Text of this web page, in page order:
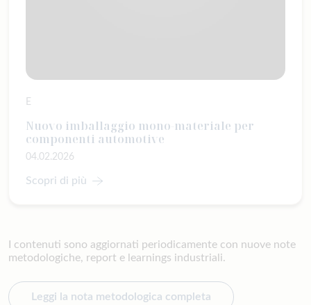
E
Nuovo imballaggio mono-materiale per
componenti automotive
04.02.2026
Scopri di più
I contenuti sono aggiornati periodicamente con nuove note
metodologiche, report e learnings industriali.
Leggi la nota metodologica completa